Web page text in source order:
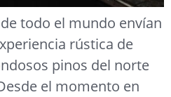
todo el mundo envían
rústica de
pinos del norte
el momento en